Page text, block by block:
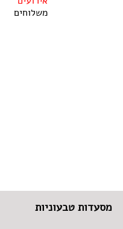
משלוחים
מסעדות טבעוניות